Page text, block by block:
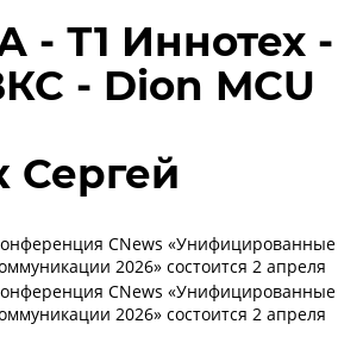
- Т1 Иннотех -
- Dion MCU
Сергей
CNews «Унифицированные
2026» состоится 2 апреля
CNews «Унифицированные
2026» состоится 2 апреля